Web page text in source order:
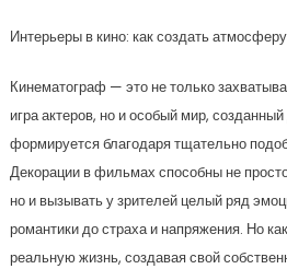
Интерьеры в кино: как создать
Кинематограф — это не только
игра актеров, но и особый мир,
формируется благодаря тщательно
Декорации в фильмах способны не
но и вызывать у зрителей целый ряд
романтики до страха и напряжения. Но
реальную жизнь, создавая свой